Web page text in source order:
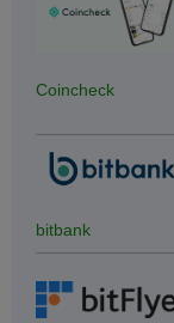
Coincheck
bitbank